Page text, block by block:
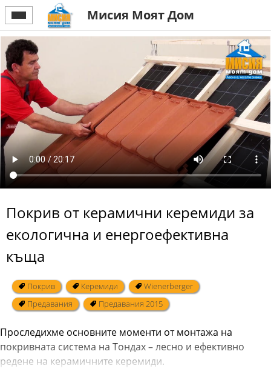
Мисия Моят Дом
Покрив от керамични керемиди за
екологична и енергоефективна
къща
Покрив Керемиди
Wienerberger
Предавания
Предавания 2015
Проследихме основните моменти от монтажа на
покривната система на Тондах – лесно и ефективно